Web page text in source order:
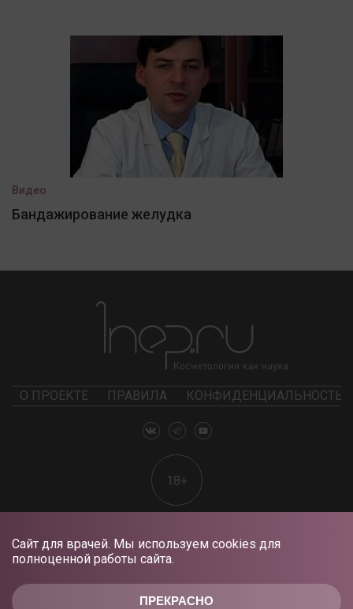
ПРЕКРАСНО
Сайт для врачей. Мы используем cookies для
полноценной работы сайта.
Видео
Бандажирование желудка
О ПРОЕКТЕ ПРАВИЛА КОНФИДЕНЦИАЛЬНОСТЬ
18+